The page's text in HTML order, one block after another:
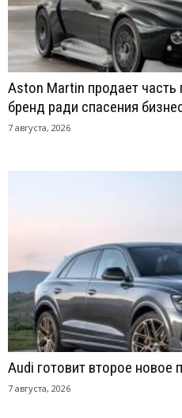
Aston Martin продает часть
бренд ради спасения
7 августа, 2026
Audi готовит второе новое
7 августа, 2026